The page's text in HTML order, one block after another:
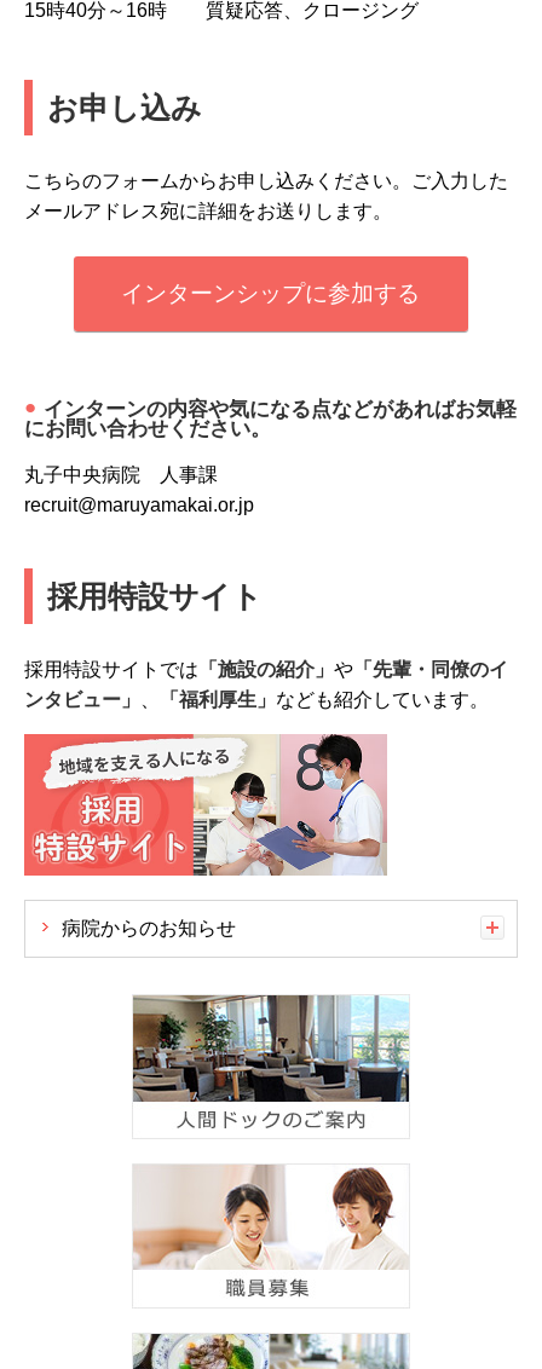
15時40分～16時 質疑応答、クロージング
お申し込み
こちらのフォームからお申し込みください。ご入力した
メールアドレス宛に詳細をお送りします。
インターンシップに参加する
インターンの内容や気になる点などがあればお気軽
にお問い合わせください。
丸子中央病院 人事課
recruit@maruyamakai.or.jp
採用特設サイト
採用特設サイトでは 「施設の紹介」 や 「先輩・同僚のイ
ンタビュー」
「福利厚生」 なども紹介しています。
病院からのお知らせ